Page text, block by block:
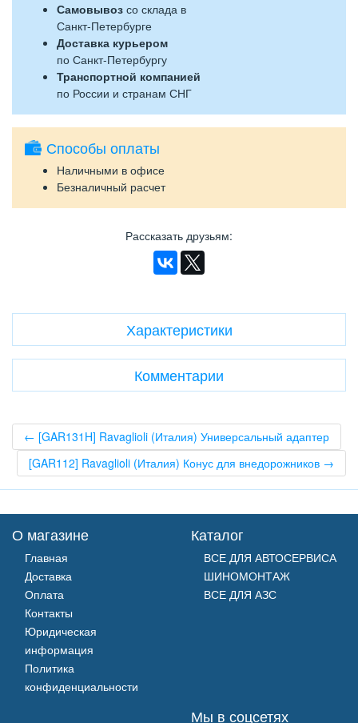
Самовывоз со склада в
Санкт-Петербурге
Доставка курьером
по Санкт-Петербургу
Транспортной компанией
по России и странам СНГ
Способы оплаты
Наличными в офисе
Безналичный расчет
Рассказать друзьям:
Характеристики
Комментарии
← [GAR131H] Ravaglioli (Италия) Универсальный адаптер
[GAR112] Ravaglioli (Италия) Конус для внедорожников →
О магазине
Главная
Доставка
Оплата
Контакты
Юридическая
информация
Политика
конфиденциальности
Каталог
ВСЕ ДЛЯ АВТОСЕРВИСА
ШИНОМОНТАЖ
ВСЕ ДЛЯ АЗС
Мы в соцсетях